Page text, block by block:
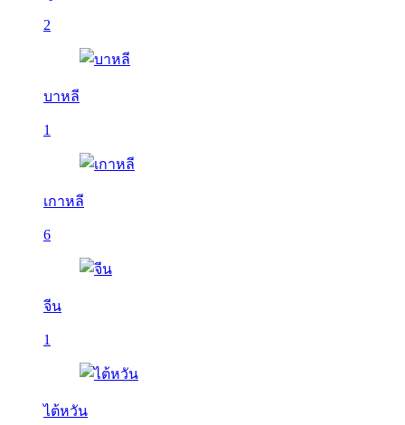
2
บาหลี
1
เกาหลี
6
จีน
1
ไต้หวัน